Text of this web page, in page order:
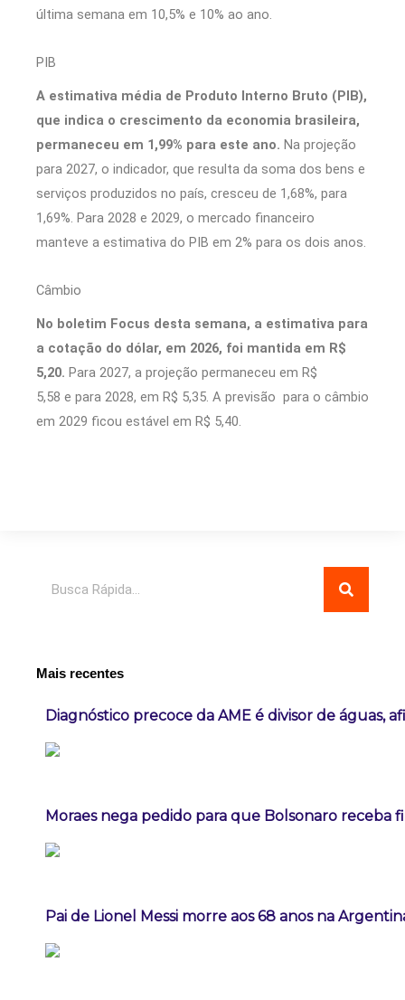
última semana em 10,5% e 10% ao ano.
PIB
A estimativa média de Produto Interno Bruto (PIB),
que indica o crescimento da economia brasileira,
permaneceu em 1,99% para este ano. Na projeção
para 2027, o indicador, que resulta da soma dos bens e
serviços produzidos no país, cresceu de 1,68%, para
1,69%. Para 2028 e 2029, o mercado financeiro
manteve a estimativa do PIB em 2% para os dois anos.
Câmbio
No boletim Focus desta semana, a estimativa para
a cotação do dólar, em 2026, foi mantida em R$
5,20. Para 2027, a projeção permaneceu em R$
5,58 e para 2028, em R$ 5,35. A previsão para o câmbio
em 2029 ficou estável em R$ 5,40.
Mais recentes
Diagnóstico precoce da AME é divisor de águas,
Moraes nega pedido para que Bolsonaro receba
Pai de Lionel Messi morre aos 68 anos na